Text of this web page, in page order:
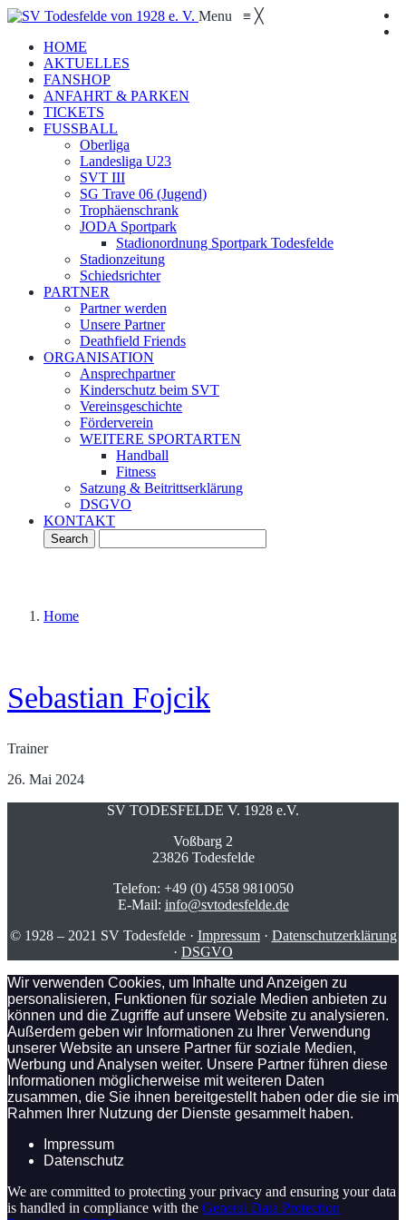
Menu ≡ ╳
HOME
AKTUELLES
FANSHOP
ANFAHRT & PARKEN
TICKETS
FUSSBALL
Oberliga
Landesliga U23
SVT III
SG Trave 06 (Jugend)
Trophäenschrank
JODA Sportpark
Stadionordnung Sportpark Todesfelde
Stadionzeitung
Schiedsrichter
PARTNER
Partner werden
Unsere Partner
Deathfield Friends
ORGANISATION
Ansprechpartner
Kinderschutz beim SVT
Vereinsgeschichte
Förderverein
WEITERE SPORTARTEN
Handball
Fitness
Satzung & Beitrittserklärung
DSGVO
KONTAKT
Home
Sebastian Fojcik
Trainer
26. Mai 2024
SV TODESFELDE V. 1928 e.V.
Voßbarg 2
23826 Todesfelde
Telefon: +49 (0) 4558 9810050
E-Mail: info@svtodesfelde.de
© 1928 – 2021 SV Todesfelde · Impressum· Datenschutzerklärung
· DSGVO
Wir verwenden Cookies, um Inhalte und Anzeigen zu
personalisieren, Funktionen für soziale Medien anbieten zu
können und die Zugriffe auf unsere Website zu analysieren.
Außerdem geben wir Informationen zu Ihrer Verwendung
unserer Website an unsere Partner für soziale Medien,
Werbung und Analysen weiter. Unsere Partner führen diese
Informationen möglicherweise mit weiteren Daten
zusammen, die Sie ihnen bereitgestellt haben oder die sie im
Rahmen Ihrer Nutzung der Dienste gesammelt haben.
Impressum
Datenschutz
We are committed to protecting your privacy and ensuring your data
is handled in compliance with the General Data Protection